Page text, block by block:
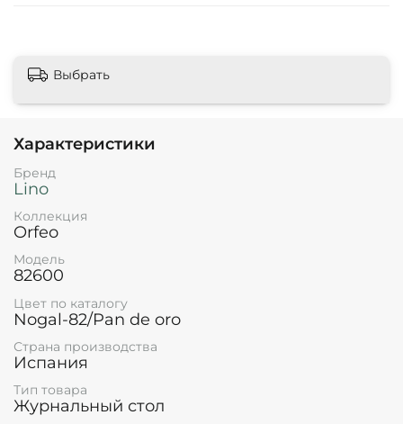
Выбрать
Характеристики
Бренд
Lino
Коллекция
Orfeo
Модель
82600
Цвет по каталогу
Nogal-82/Pan de oro
Страна производства
Испания
Тип товара
Журнальный стол